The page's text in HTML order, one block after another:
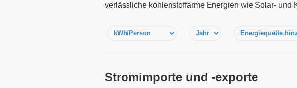
verlässliche kohlenstoffarme Energien wie Solar- und
Stromimporte und -exporte